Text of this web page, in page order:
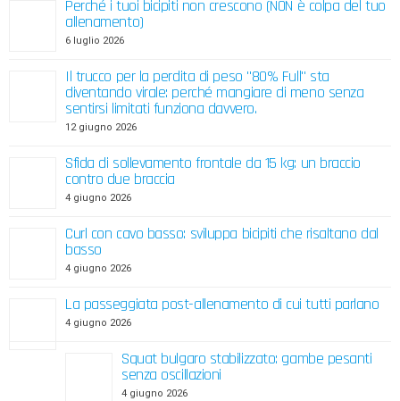
Perché i tuoi bicipiti non crescono (NON è colpa del tuo
allenamento)
6 luglio 2026
Il trucco per la perdita di peso "80% Full" sta
diventando virale: perché mangiare di meno senza
sentirsi limitati funziona davvero.
12 giugno 2026
Sfida di sollevamento frontale da 15 kg: un braccio
contro due braccia
4 giugno 2026
Curl con cavo basso: sviluppa bicipiti che risaltano dal
basso
4 giugno 2026
La passeggiata post-allenamento di cui tutti parlano
4 giugno 2026
Squat bulgaro stabilizzato: gambe pesanti
senza oscillazioni
4 giugno 2026